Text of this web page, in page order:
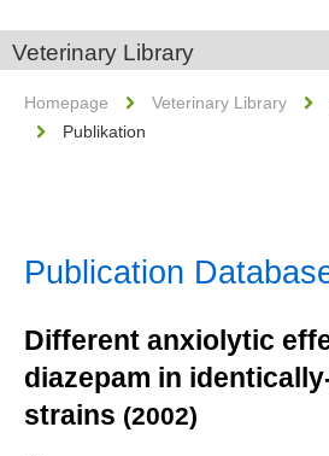
Veterinary Library
Homepage Veterinary Library
Publikation
Publication
Different anxiolytic
diazepam in
strains (2002)